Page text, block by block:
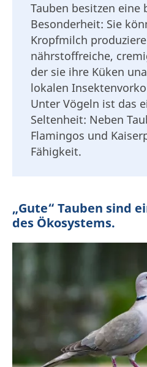
Tauben besitzen eine
Besonderheit: Sie
Kropfmilch
nährstoffreiche,
der sie ihre Küken
lokalen
Unter Vögeln ist das
Seltenheit: Neben
Flamingos und
Fähigkeit.
„Gute“ Tauben sind
des Ökosystems.